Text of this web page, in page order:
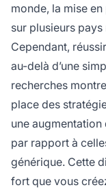
monde, la mise
sur plusieurs pays
Cependant,
au-delà d’une
recherches
place des
une
par rapport à
générique. Cette
fort que vous